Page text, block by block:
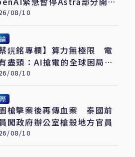
08/10
蔡鎤銘專欄】算力無極限 電
盡頭：AI搶電的全球困局與
08/10
槍擊案後再傳血案 泰國前
闖政府辦公室槍殺地方官員
08/10